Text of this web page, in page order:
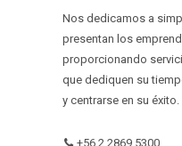
Nos dedicamos a
presentan los
proporcionando
que dediquen su
y centrarse en su éxito.
+56 2 2869 5300